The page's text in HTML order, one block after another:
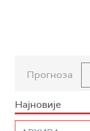
Прогноза
Најновије